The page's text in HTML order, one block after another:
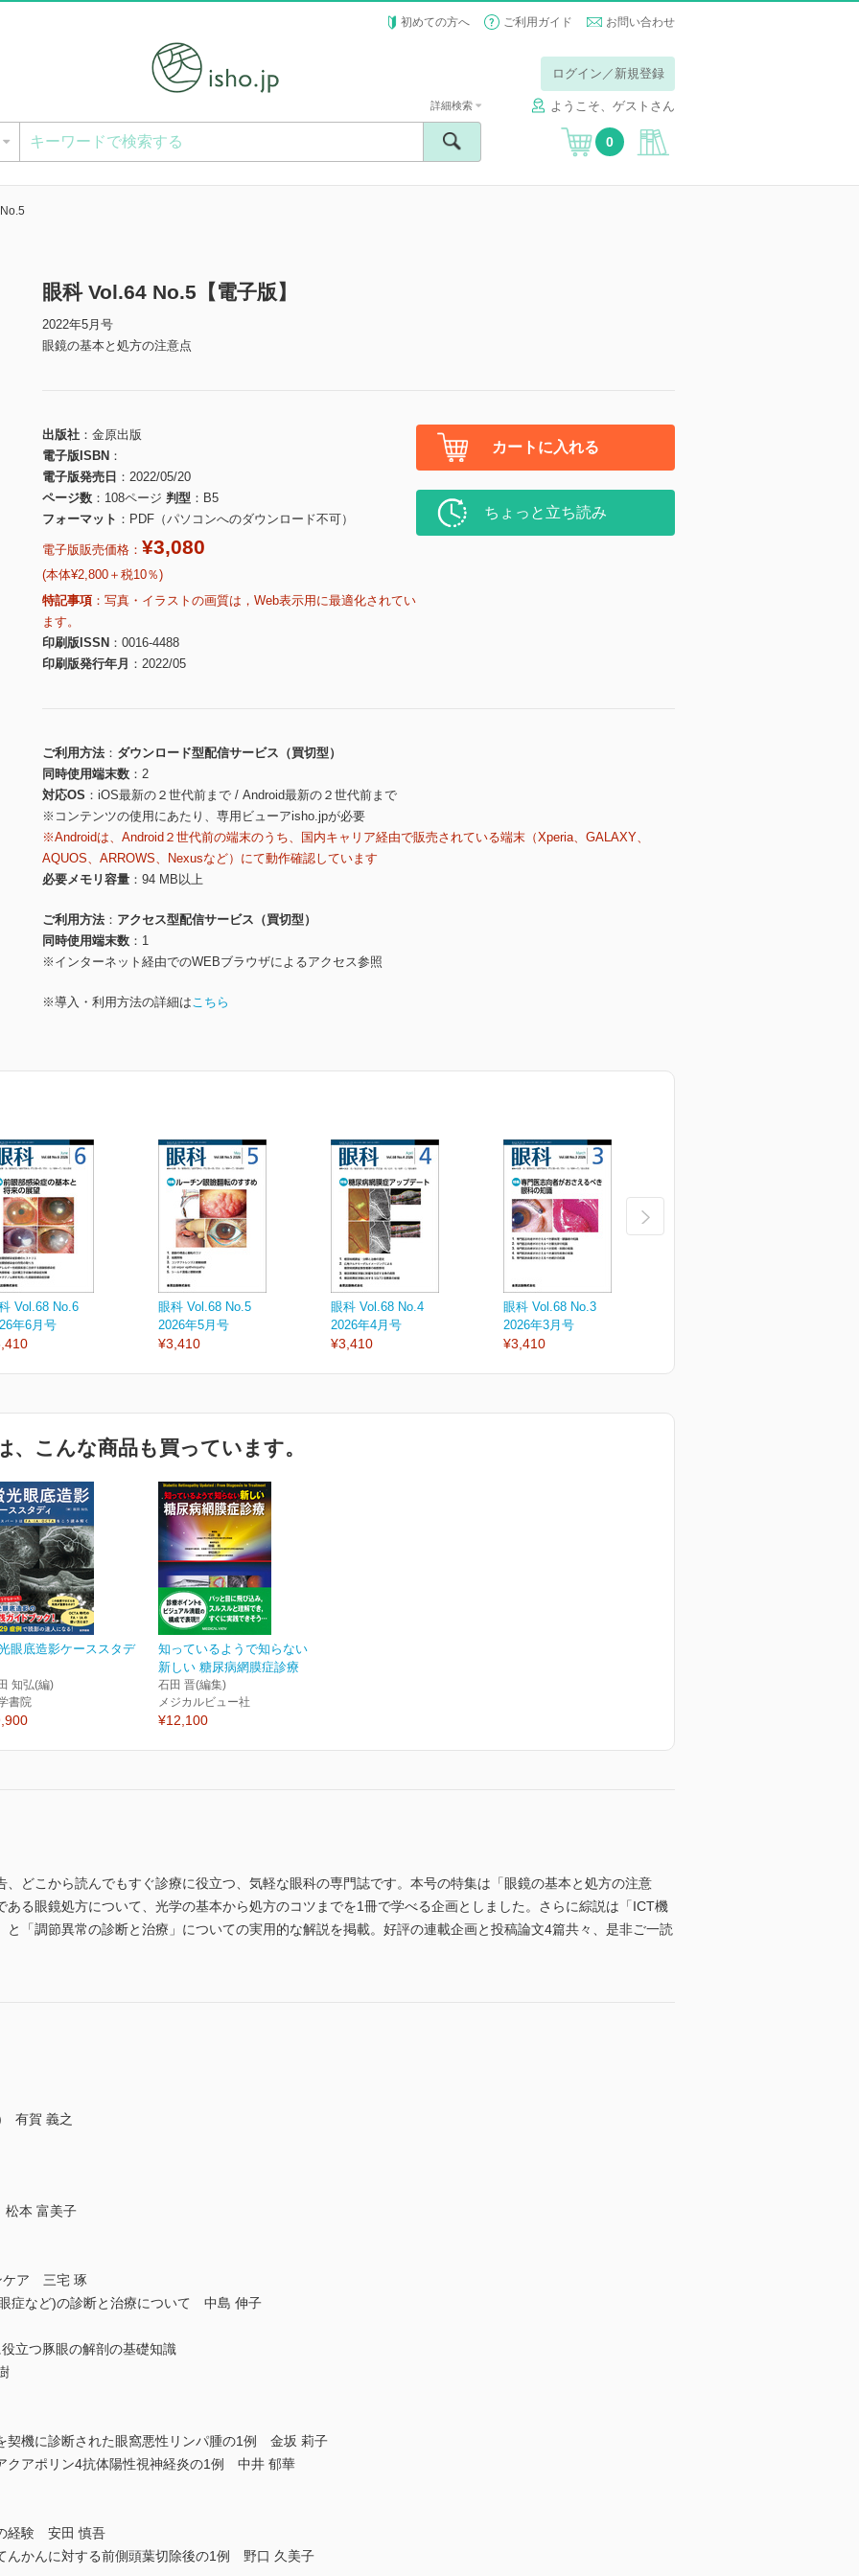
初めての方へ ご利用ガイド お問い合わせ
ログイン／新規登録
ようこそ、ゲストさん
詳細検索
0
眼科 Vol.64 No.5【電子版】
2022年5月号
眼鏡の基本と処方の注意点
出版社
金原出版
電子版ISBN
電子版発売日
2022/05/20
ページ数
108ページ 判型
B5
フォーマット
PDF（パソコンへのダウンロード不可）
電子版販売価格： ¥3,080
(本体¥2,800＋税10％)
特記事項
写真・イラストの画質は，Web表示用に最適化されてい
ます。
印刷版ISSN
0016-4488
印刷版発行年月
2022/05
カートに入れる
ちょっと立ち読み
ご利用方法
ダウンロード型配信サービス（買切型）
同時使用端末数
2
対応OS
iOS最新の２世代前まで / Android最新の２世代前まで
※コンテンツの使用にあたり、専用ビューアisho.jpが必要
※Androidは、Android２世代前の端末のうち、国内キャリア経由で販売されている端末（Xperia、GALAXY、
AQUOS、ARROWS、Nexusなど）にて動作確認しています
必要メモリ容量
94 MB以上
ご利用方法
アクセス型配信サービス（買切型）
同時使用端末数
1
※インターネット経由でのWEBブラウザによるアクセス参照
※導入・利用方法の詳細はこちら
Vol.68 No.6
年6月号
眼科 Vol.68 No.5
2026年5月号
¥3,410
眼科 Vol.68 No.4
2026年4月号
¥3,410
眼科 Vol.68 No.3
2026年3月号
¥3,410
、こんな商品も買っています。
眼底造影ケーススタデ
知弘(編)
書院
知っているようで知らない
新しい 糖尿病網膜症診療
石田 晋(編集)
メジカルビュー社
¥12,100
、どこから読んでもすぐ診療に役立つ、気軽な眼科の専門誌です。本号の特集は「眼鏡の基本と処方の注意
ある眼鏡処方について、光学の基本から処方のコツまでを1冊で学べる企画としました。さらに綜説は「ICT機
と「調節異常の診断と治療」についての実用的な解説を掲載。好評の連載企画と投稿論文4篇共々、是非ご一読
有賀 義之
本 富美子
ケア 三宅 琢
症など)の診断と治療について 中島 伸子
立つ豚眼の解剖の基礎知識
契機に診断された眼窩悪性リンパ腫の1例 金坂 莉子
クアポリン4抗体陽性視神経炎の1例 中井 郁華
経験 安田 慎吾
んかんに対する前側頭葉切除後の1例 野口 久美子